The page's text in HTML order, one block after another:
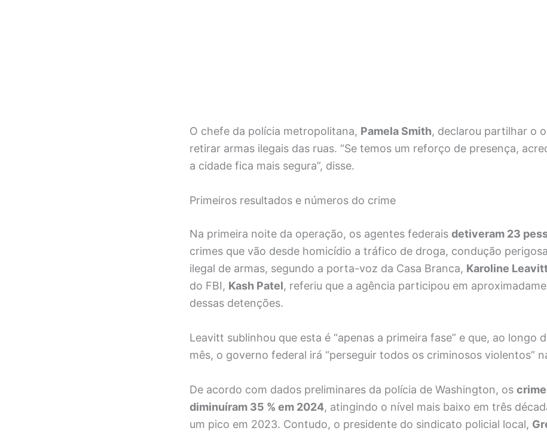
O chefe da polícia metropolitana, Pamela Smith, declarou partilhar o
retirar armas ilegais das ruas. “Se temos um reforço de presença,
a cidade fica mais segura”, disse.
Primeiros resultados e números do crime
Na primeira noite da operação, os agentes federais detiveram 23
crimes que vão desde homicídio a tráfico de droga, condução
ilegal de armas, segundo a porta-voz da Casa Branca, Karoline
do FBI, Kash Patel, referiu que a agência participou em
dessas detenções.
Leavitt sublinhou que esta é “apenas a primeira fase” e que, ao longo
mês, o governo federal irá “perseguir todos os criminosos violentos”
De acordo com dados preliminares da polícia de Washington, os
diminuíram 35 % em 2024, atingindo o nível mais baixo em três
um pico em 2023. Contudo, o presidente do sindicato policial local,